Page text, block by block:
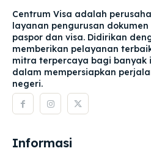
Centrum Visa adalah
layanan pengurusan
paspor dan visa. Didirikan
memberikan pelayanan
mitra terpercaya bagi banyak
dalam mempersiapkan
negeri.
Informasi